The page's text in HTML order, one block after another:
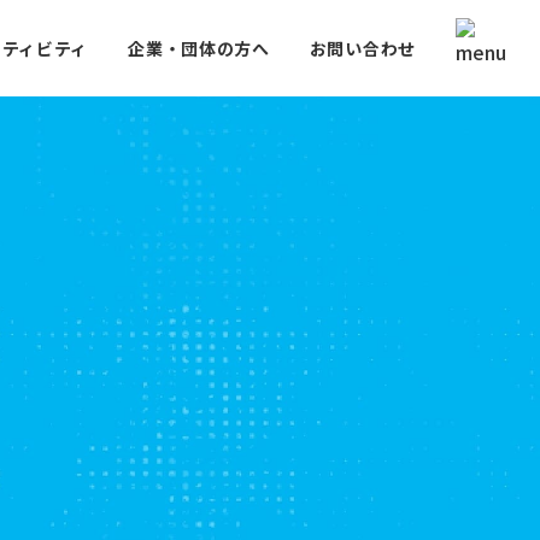
ィビティ 企業・団体の方へ お問い合わせ